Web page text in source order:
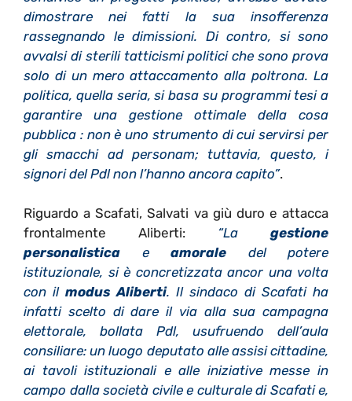
dimostrare nei fatti la sua insofferenza
rassegnando le dimissioni. Di contro, si sono
avvalsi di sterili tatticismi politici che sono prova
solo di un mero attaccamento alla poltrona. La
politica, quella seria, si basa su programmi tesi a
garantire una gestione ottimale della cosa
pubblica : non è uno strumento di cui servirsi per
gli smacchi ad personam; tuttavia, questo, i
signori del Pdl non l’hanno ancora capito”.
Riguardo a Scafati, Salvati va giù duro e attacca
frontalmente Aliberti: “La gestione
personalistica e amorale del potere
istituzionale, si è concretizzata ancor una volta
con il modus Aliberti. Il sindaco di Scafati ha
infatti scelto di dare il via alla sua campagna
elettorale, bollata Pdl, usufruendo dell’aula
consiliare: un luogo deputato alle assisi cittadine,
ai tavoli istituzionali e alle iniziative messe in
campo dalla società civile e culturale di Scafati e,